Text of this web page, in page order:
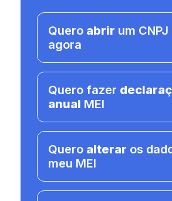
Quero abrir um CNPJ
agora
Quero fazer
anual MEI
Quero alterar os
meu MEI